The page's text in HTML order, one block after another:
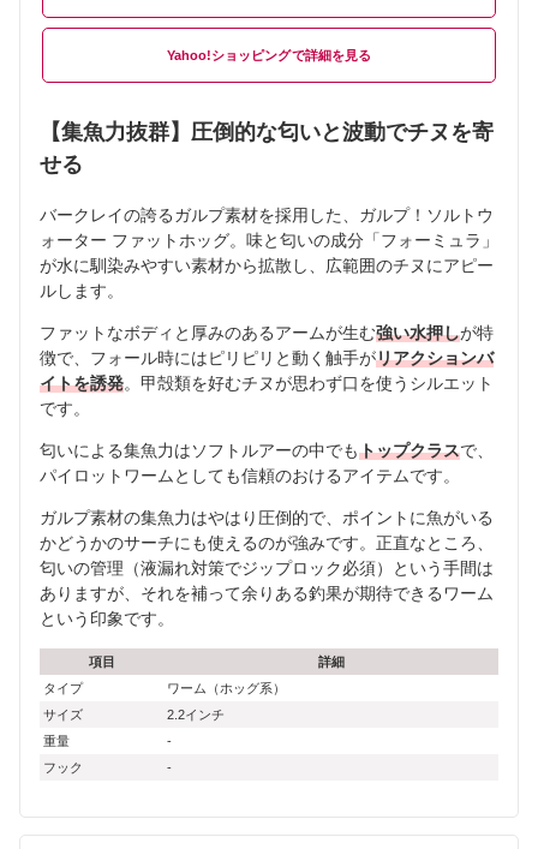
Yahoo!ショッピング
【集魚力抜群】圧倒的な匂いと波動でチヌを寄
せる
バークレイの誇るガルプ素材を採用した、ガルプ！ソルトウ
ォーター ファットホッグ。味と匂いの成分「フォーミュラ」
が水に馴染みやすい素材から拡散し、広範囲のチヌにアピー
ルします。
ファットなボディと厚みのあるアームが生む強い水押しが特
徴で、フォール時にはピリピリと動く触手がリアクションバ
イトを誘発。甲殻類を好むチヌが思わず口を使うシルエット
です。
匂いによる集魚力はソフトルアーの中でもトップクラスで、
パイロットワームとしても信頼のおけるアイテムです。
ガルプ素材の集魚力はやはり圧倒的で、ポイントに魚がいる
かどうかのサーチにも使えるのが強みです。正直なところ、
匂いの管理（液漏れ対策でジップロック必須）という手間は
ありますが、それを補って余りある釣果が期待できるワーム
という印象です。
項目
詳細
タイプ
ワーム（ホッグ系）
サイズ
2.2インチ
重量
-
フック
-